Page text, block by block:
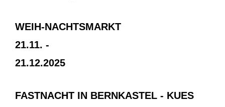
WEIH-NACHTSMARKT
21.11. -
21.12.2025
FASTNACHT IN BERNKASTEL - KUES